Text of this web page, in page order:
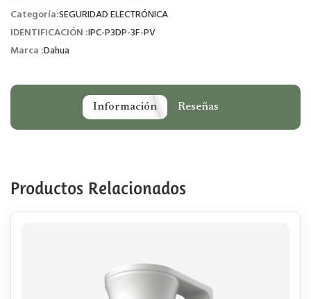
Categoría:SEGURIDAD ELECTRÓNICA
IDENTIFICACIÓN :IPC-P3DP-3F-PV
Marca :Dahua
Información Reseñas
Productos Relacionados